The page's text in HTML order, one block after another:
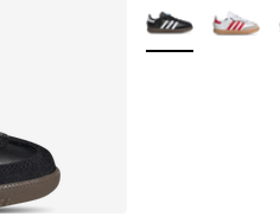
Plus de couleurs